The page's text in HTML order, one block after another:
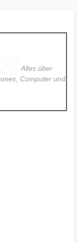
Alles über
Computer und